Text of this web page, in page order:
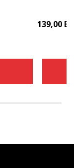
139,00